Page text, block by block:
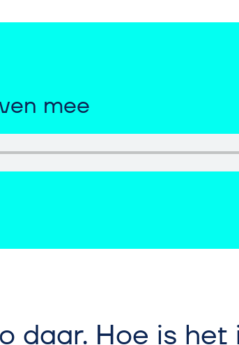
mee
daar. Hoe is